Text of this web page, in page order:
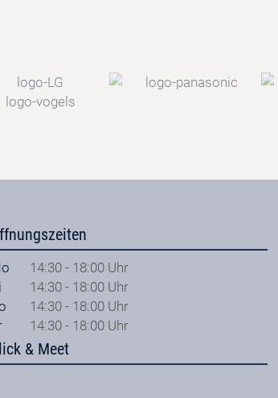
14:30 - 18:00 Uhr
14:30 - 18:00 Uhr
14:30 - 18:00 Uhr
14:30 - 18:00 Uhr
& Meet